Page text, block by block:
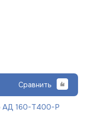
Сравнить
АД 160-Т400-Р